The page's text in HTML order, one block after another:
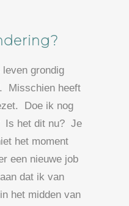
grondig
Misschien heeft
Doe ik nog
Is het dit nu? Je
het moment
een nieuwe job
dat ik van
het midden van